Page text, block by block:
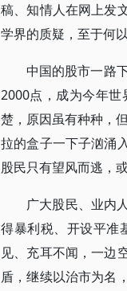
稿、知情人在网上发
学界的质疑，至于何
中国的股市一路
2000点，成为今年
楚，原因虽有种种，
拉的盒子一下子汹涌
股民只有望风而逃，
广大股民、业内
得暴利税、开设平准
见、充耳不闻，一边
盾，继续以治市为名